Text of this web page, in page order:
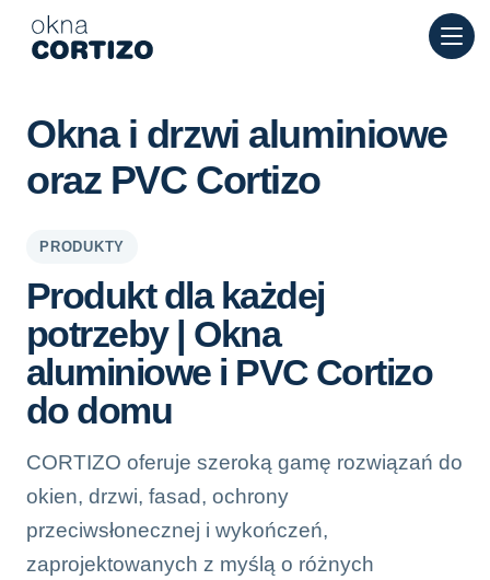
Okna Cortizo to wyspecjalizowana sieć oferująca okna
Produkty
Wycena
Okna i drzwi aluminiowe
oraz PVC Cortizo
PRODUKTY
Produkt dla każdej
potrzeby | Okna
aluminiowe i PVC Cortizo
do domu
CORTIZO oferuje szeroką gamę rozwiązań do
okien, drzwi, fasad, ochrony
przeciwsłonecznej i wykończeń,
zaprojektowanych z myślą o różnych